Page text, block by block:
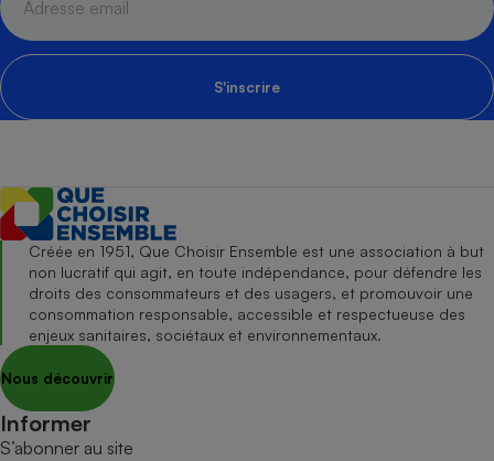
S'inscrire
Créée en 1951, Que Choisir Ensemble est une association à but
non lucratif qui agit, en toute indépendance, pour défendre les
droits des consommateurs et des usagers, et promouvoir une
consommation responsable, accessible et respectueuse des
enjeux sanitaires, sociétaux et environnementaux.
Nous découvrir
Informer
S’abonner au site